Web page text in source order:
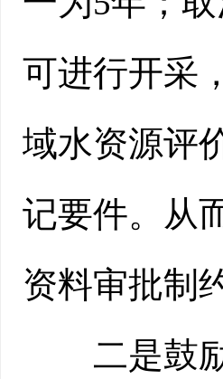
可进行开采
域水资源评
记要件。从
资料审批制
二是鼓励